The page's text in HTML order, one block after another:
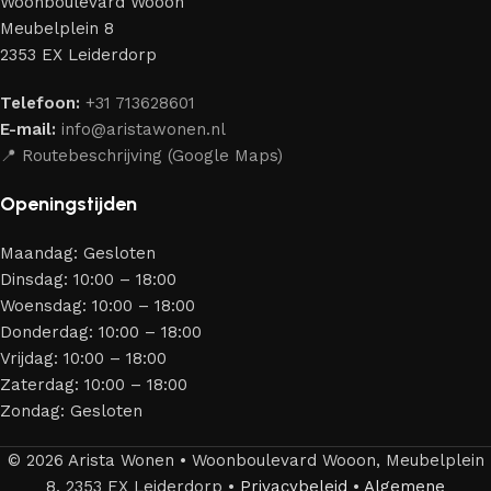
Ons assortiment bestaat uit producten van betrouwbare
merken die al jarenlang hun vakmanschap en eerlijkheid
bewijzen. Al onze leveranciers garanderen meubels van
aantrekkelijk design en optimale veiligheid — zodat je
jarenlang kunt genieten van jouw interieur.
Meubelplein 8
2353 EX Leiderdorp
Telefoon: +31 713628601
E-mail: info@aristawonen.nl
📍 Routebeschrijving (Google Maps)
Openingstijden
Maandag: Gesloten
Dinsdag: 10:00 – 18:00
Woensdag: 10:00 – 18:00
Donderdag: 10:00 – 18:00
Vrijdag: 10:00 – 18:00
Zaterdag: 10:00 – 18:00
Zondag: Gesloten
© 2026 Arista Wonen • Woonboulevard Wooon, Meubelplein
8, 2353 EX Leiderdorp • Privacybeleid • Algemene